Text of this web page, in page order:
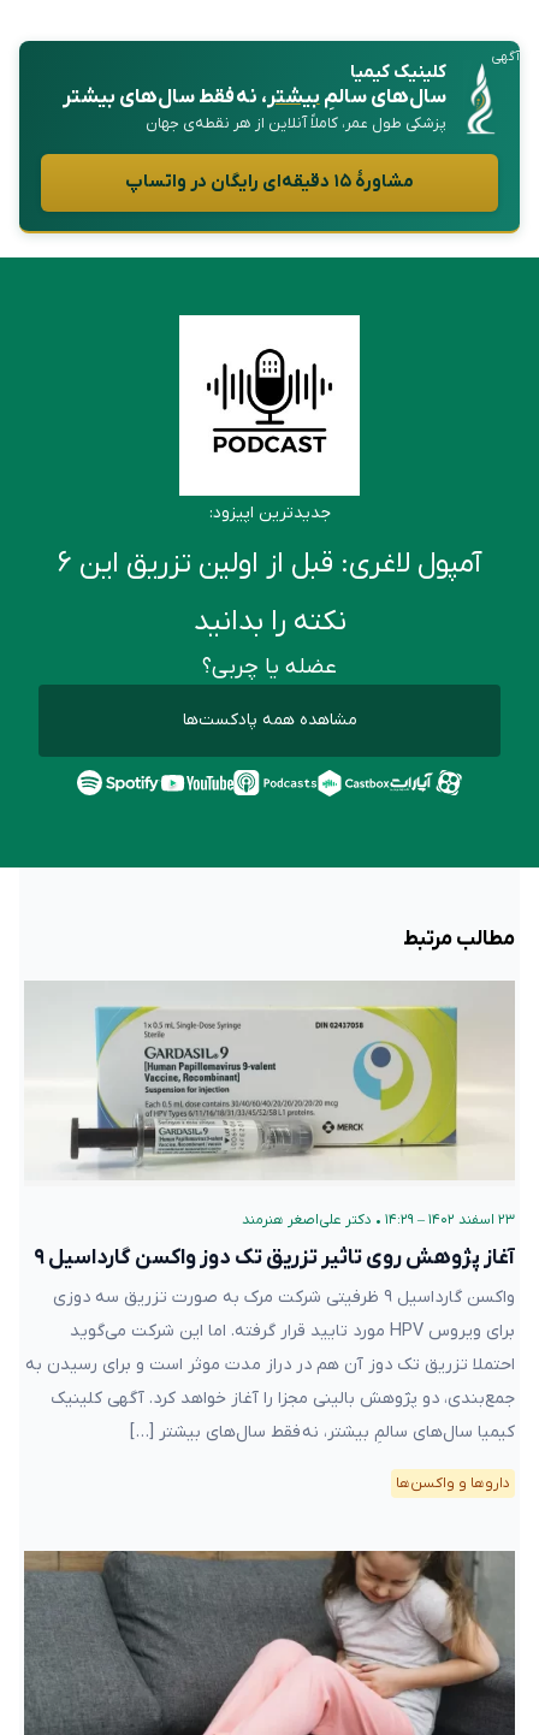
آگهی
کلینیک کیمیا
سال‌های سالمِبیشتر، نه فقط سال‌های بیشتر
پزشکی طول عمر، کاملاً آنلاین از هر نقطه‌ی جهان
مشاورهٔ ۱۵ دقیقه‌ای رایگان در واتساپ
جدیدترین اپیزود:
آمپول لاغری: قبل از اولین تزریق این ۶
نکته را بدانید
عضله یا چربی؟
مشاهده همه پادکست‌ها
مطالب مرتبط
۲۳ اسفند ۱۴۰۲ – ۱۴:۲۹ • دکتر علی‌اصغر هنرمند
آغاز پژوهش روی تاثیر تزریق تک دوز واکسن گارداسیل ۹
واکسن گارداسیل ۹ ظرفیتی شرکت مرک به صورت تزریق سه دوزی
برای ویروس HPV مورد تایید قرار گرفته. اما این شرکت می‌گوید
احتملا تزریق تک دوز آن هم در دراز مدت موثر است و برای رسیدن به
جمع‌بندی، دو پژوهش بالینی مجزا را آغاز خواهد کرد. آگهی کلینیک
کیمیا سال‌های سالمِ بیشتر، نه فقط سال‌های بیشتر […]
دارو‌ها و واکسن‌ها